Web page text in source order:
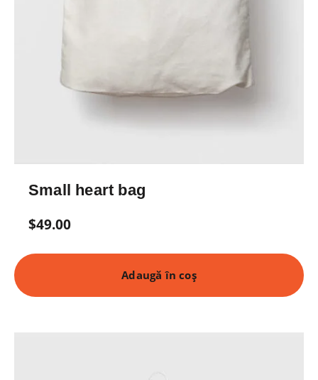
Small heart bag
$49.00
Adaugă în coș